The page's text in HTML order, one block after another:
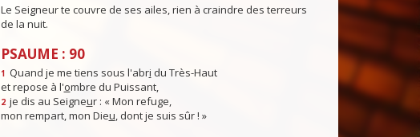
Le Seigneur te couvre de ses ailes, rien à craindre des terreurs
de la nuit.
PSAUME : 90
1 Quand je me tiens sous l'abri du Très-Haut
et repose à l'ombre du Puissant,
2 je dis au Seigneur : « Mon refuge,
mon rempart, mon Dieu, dont je suis sûr ! »